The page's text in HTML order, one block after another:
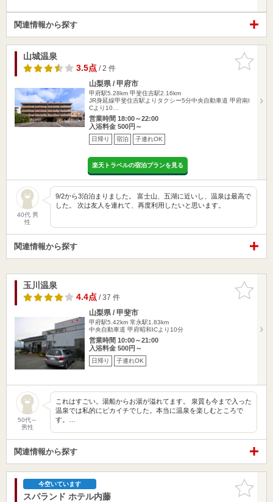
関連情報から探す
お気に入
りに追加
山城温泉
3.5点/ 2 件
山梨県 / 甲府市
甲府駅5.28km 甲斐住吉駅2.16km
JR身延線甲斐住吉駅よりタクシー5分中央自動車道 甲府南I
Cより10…
営業時間 18:00～22:00
入浴料金 500円～
日帰り 宿泊 子連れOK
楽天トラベルの宿泊プランを見る
40代 男
性
9/2から3泊泊まりました。 富士山、五湖に近いし、温泉は最高で
した。 次は友人を連れて、再度利用したいと思います。
関連情報から探す
お気に入
りに追加
玉川温泉
4.4点/ 37 件
山梨県 / 甲斐市
甲府駅5.42km 常永駅1.83km
中央自動車道 甲府昭和ICより10分
営業時間 10:00～21:00
入浴料金 500円～
日帰り 子連れOK
50代～
男性
これはすごい。湯船からお湯が溢れてます。 泉質も今まで入った
温泉では私的にピカイチでした。本当に温泉を楽しむところで
す。…
関連情報から探す
お気に入
りに追加
今空いています
スパランド ホテル内藤